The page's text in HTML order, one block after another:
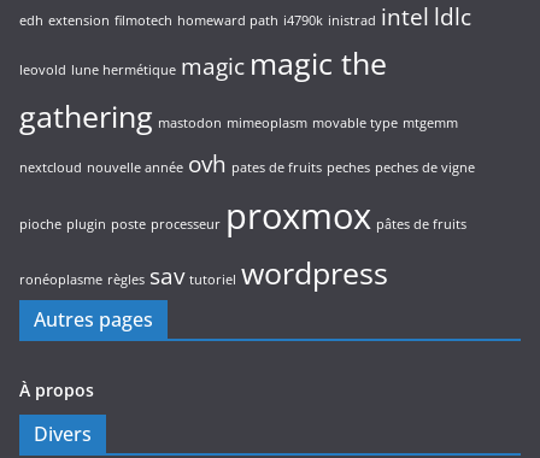
edh extension filmotech homeward path i4790k inistrad intel ldlc
leovold lune hermétique magic magic the
gathering mastodon mimeoplasm movable type mtgemm
nextcloud nouvelle année ovh pates de fruits peches peches de vigne
pioche plugin poste processeur proxmox pâtes de fruits
ronéoplasme règles sav tutoriel wordpress
Autres pages
À propos
Divers